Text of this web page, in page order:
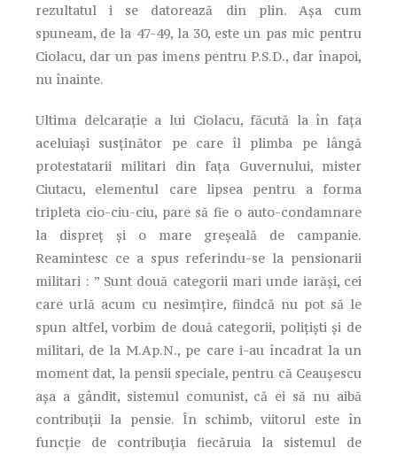
rezultatul i se datorează din plin. Așa cum
spuneam, de la 47-49, la 30, este un pas mic pentru
Ciolacu, dar un pas imens pentru P.S.D., dar înapoi,
nu înainte.
Ultima delcarație a lui Ciolacu, făcută la în fața
aceluiași susținător pe care îl plimba pe lângă
protestatarii militari din fața Guvernului, mister
Ciutacu, elementul care lipsea pentru a forma
tripleta cio-ciu-ciu, pare să fie o auto-condamnare
la dispreț și o mare greșeală de campanie.
Reamintesc ce a spus referindu-se la pensionarii
militari : ” Sunt două categorii mari unde iarăși, cei
care urlă acum cu nesimțire, fiindcă nu pot să le
spun altfel, vorbim de două categorii, polițiști și de
militari, de la M.Ap.N., pe care i-au încadrat la un
moment dat, la pensii speciale, pentru că Ceaușescu
așa a gândit, sistemul comunist, că ei să nu aibă
contribuții la pensie. În schimb, viitorul este în
funcție de contribuția fiecăruia la sistemul de